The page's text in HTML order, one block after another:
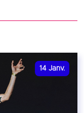
14 Janv.